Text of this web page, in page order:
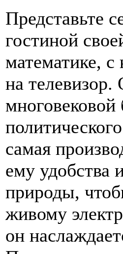
Представьте
гостиной
математике,
на телевизор.
самая
ему удобства
природы,
живому
он